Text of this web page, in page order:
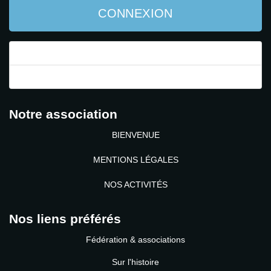
CONNEXION
Notre association
BIENVENUE
MENTIONS LÉGALES
NOS ACTIVITÉS
Nos liens préférés
Fédération & associations
Sur l'histoire